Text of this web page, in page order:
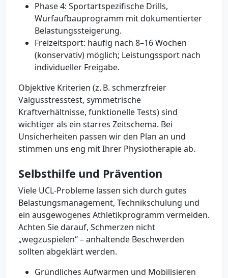
Phase 4: Sportartspezifische Drills,
Wurfaufbauprogramm mit dokumentierter
Belastungssteigerung.
Freizeitsport: häufig nach 8–16 Wochen
(konservativ) möglich; Leistungssport nach
individueller Freigabe.
Objektive Kriterien (z. B. schmerzfreier
Valgusstresstest, symmetrische
Kraftverhältnisse, funktionelle Tests) sind
wichtiger als ein starres Zeitschema. Bei
Unsicherheiten passen wir den Plan an und
stimmen uns eng mit Ihrer Physiotherapie ab.
Selbsthilfe und Prävention
Viele UCL-Probleme lassen sich durch gutes
Belastungsmanagement, Technikschulung und
ein ausgewogenes Athletikprogramm vermeiden.
Achten Sie darauf, Schmerzen nicht
„wegzuspielen“ – anhaltende Beschwerden
sollten abgeklärt werden.
Gründliches Aufwärmen und Mobilisieren